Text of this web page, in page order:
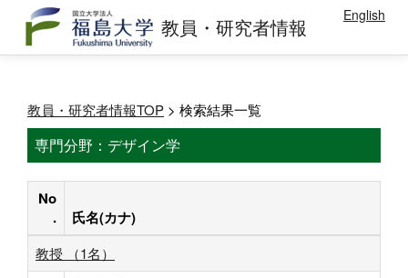
教員・研究者情報 English
教員・研究者情報TOP > 検索結果一覧
専門分野：デザイン学
No
.
氏名(カナ)
教授 （1名）